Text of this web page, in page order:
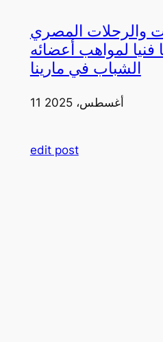
والرحلات المصري
لمواهب أعضائه
الشباب في مارينا
11 أغسطس، 2025
edit post